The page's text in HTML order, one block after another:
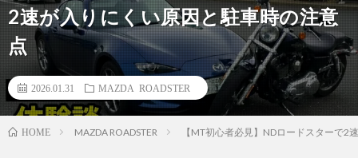
2速が入りにくい原因と駐車時の注意
点
2026.01.31 MAZDA ROADSTER
HOME MAZDA ROADSTER 【MT初心者必見】NDロードスターで2